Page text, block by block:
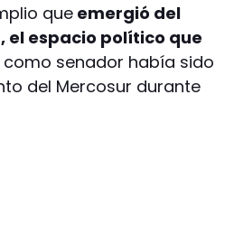
queemergió del
el espacio político que
senador había sido
del Mercosur durante